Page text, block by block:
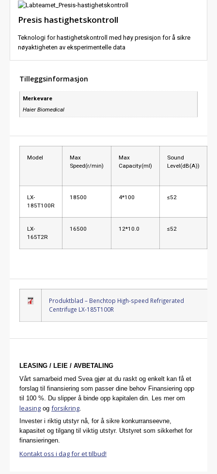
Presis hastighetskontroll
Teknologi for hastighetskontroll med høy presisjon for å sikre
nøyaktigheten av eksperimentelle data
Tilleggsinformasjon
Merkevare
Haier Biomedical
Model
Max
Speed(r/min)
Max
Capacity(ml)
Sound
Level(dB(A))
LX-
185T100R
18500 4*100 ≤52
LX-
165T2R
16500 12*10.0 ≤52
Produktblad – Benchtop High-speed Refrigerated
Centrifuge LX-185T100R
LEASING / LEIE / AVBETALING
Vårt samarbeid med Svea gjør at du raskt og enkelt kan få et
forslag til finansiering som passer dine behov Finansiering opp
til 100 %. Du slipper å binde opp kapitalen din. Les mer om
leasing og forsikring
Invester i riktig utstyr nå, for å sikre konkurranseevne,
kapasitet og tilgang til viktig utstyr. Utstyret som sikkerhet for
finansieringen.
Kontakt oss i dag for et tilbud!